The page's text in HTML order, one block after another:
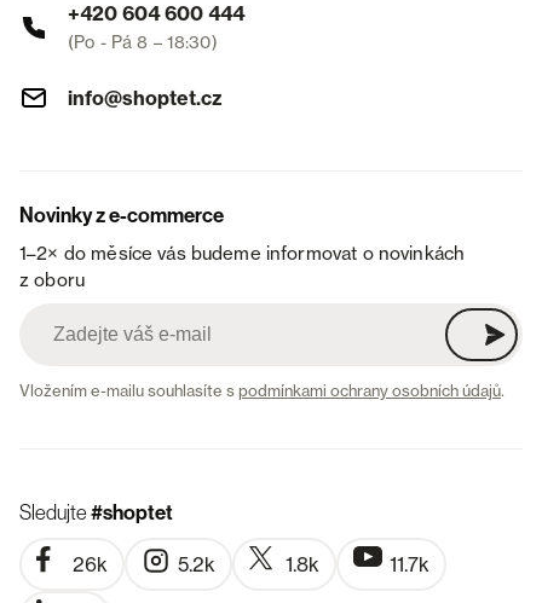
+420 604 600 444
(Po - Pá 8 – 18:30)
info@shoptet.cz
Novinky z e-commerce
1–2× do měsíce vás budeme informovat o novinkách
z oboru
Vložením e-mailu souhlasíte spodmínkami ochrany osobních údajů.
Sledujte#shoptet
26k 5.2k 1.8k 11.7k